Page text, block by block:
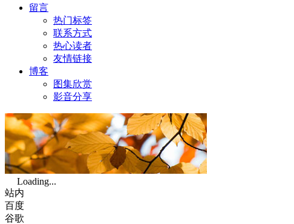
留言
热门标签
联系方式
热心读者
友情链接
博客
图集欣赏
影音分享
Loading...
站内
百度
谷歌